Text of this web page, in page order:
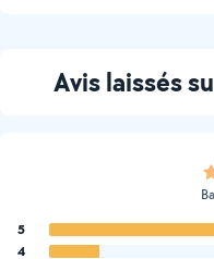
Avis laissés
5
4